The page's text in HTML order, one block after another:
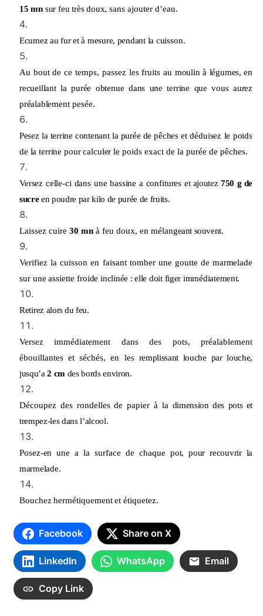
15 mnsur feu très doux, sans ajouter d’eau.
Ecumez au fur et à mesure, pendant la cuisson.
Au bout de ce temps, passez les fruits au moulin à légumes, en
recueillant la purée obtenue dans une terrine que vous aurez
préalablement pesée.
Pesez la terrine contenant la purée de pêcheset déduisez le poids
de la terrine pour calculerle poids exact de la purée de pêches.
Versez celle-ci dans une bassine a confitures et ajoutez 750 g de
sucreen poudre par kilo de purée de fruits.
Laissez cuire 30 mnà feu doux, en mélangeant souvent.
Verifiez la cuisson en faisant tomber une goutte de marmelade
sur une assiette froide inclinée : elle doit figer immédiatement.
Retirez alors du feu.
Versez immédiatement dans des pots,
préalablement
ébouillantes et séchés, en les remplissant louche par louche,
jusqu’a2 cm des bords environ.
Découpez des rondelles de papier à la dimension des pots et
trempez-les dans l’alcool.
Posez-en une a la surface de chaque pot, pour recouvrir la
marmelade.
Bouchez hermétiquement et étiquetez.
Facebook Share on X
LinkedIn WhatsApp Email
Copy Link